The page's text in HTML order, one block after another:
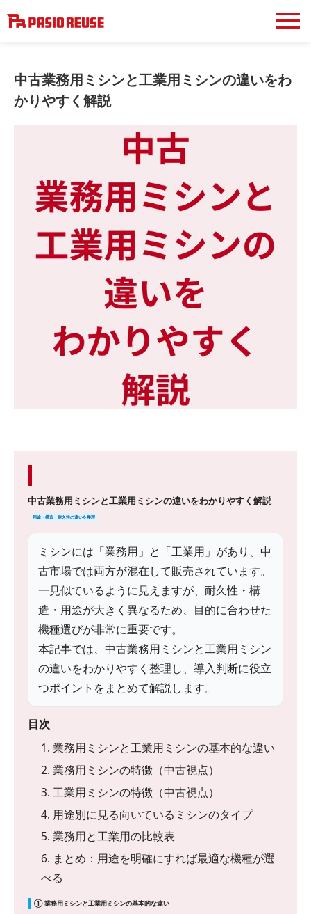
中古業務用ミシンと工業用ミシンの違いをわ
かりやすく解説
中古業務用ミシンと工業用ミシンの違いをわかりやすく解説
用途・構造・耐久性の違いを整理
ミシンには「業務用」と「工業用」があり、中
古市場では両方が混在して販売されています。
一見似ているように見えますが、耐久性・構
造・用途が大きく異なるため、目的に合わせた
機種選びが非常に重要です。
本記事では、中古業務用ミシンと工業用ミシン
の違いをわかりやすく整理し、導入判断に役立
つポイントをまとめて解説します。
目次
1. 業務用ミシンと工業用ミシンの基本的な違い
2. 業務用ミシンの特徴（中古視点）
3. 工業用ミシンの特徴（中古視点）
4. 用途別に見る向いているミシンのタイプ
5. 業務用と工業用の比較表
6. まとめ：用途を明確にすれば最適な機種が選
べる
① 業務用ミシンと工業用ミシンの基本的な違い